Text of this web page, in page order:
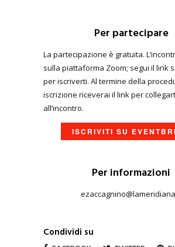
Per partecipare
La partecipazione è gratuita.
sulla piattaforma Zoom; segui il link
per iscriverti. Al termine della
iscrizione riceverai il link per
all’incontro.
ISCRIVITI SU
Per informazioni
Condividi su